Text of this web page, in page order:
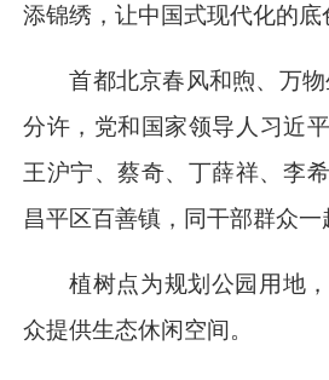
添锦绣，让中国式现代化的底
首都北京春风和煦、万
分许，党和国家领导人 习近平
王沪宁、蔡奇、丁薛祥、李
昌平区百善镇，同干部群众一
植树点为规划公园用地
众提供生态休闲空间。